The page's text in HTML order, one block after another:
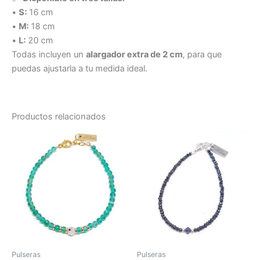
• S: 16 cm
• M: 18 cm
• L: 20 cm
Todas incluyen un alargador extra de 2 cm, para que
puedas ajustarla a tu medida ideal.
Productos relacionados
Pulseras
variantes.
Pulseras